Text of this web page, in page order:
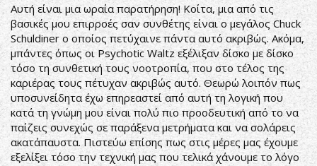
Αυτή είναι μια ωραία παρατήρηση! Κοίτα, μια από τις
βασικές μου επιρροές σαν συνθέτης είναι ο μεγάλος Chuck
Schuldiner ο οποίος πετύχαινε πάντα αυτό ακριβώς. Ακόμα,
μπάντες όπως οι Psychotic Waltz εξέλιξαν δίσκο με δίσκο
τόσο τη συνθετική τους νοοτροπία, που στο τέλος της
καριέρας τους πέτυχαν ακριβώς αυτό. Θεωρώ λοιπόν πως
υποσυνείδητα έχω επηρεαστεί από αυτή τη λογική που
κατά τη γνώμη μου είναι πολύ πιο προοδευτική από το να
παίζεις συνεχώς σε παράξενα μετρήματα και να σολάρεις
ακατάπαυστα. Πιστεύω επίσης πως στις μέρες μας έχουμε
εξελίξει τόσο την τεχνική μας που τελικά χάνουμε το λόγο